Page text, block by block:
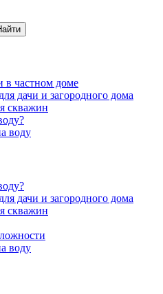
в частном доме
дачи и загородного дома
скважин
воду
дачи и загородного дома
скважин
воду